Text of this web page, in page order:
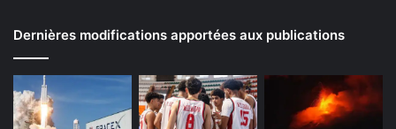
Dernières modifications apportées aux publications